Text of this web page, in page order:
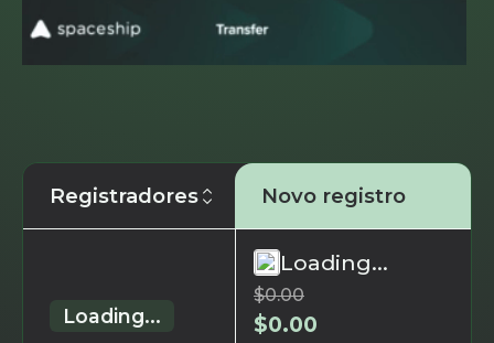
Registradores Novo registro
Loading...
Loading...
$0.00
$0.00